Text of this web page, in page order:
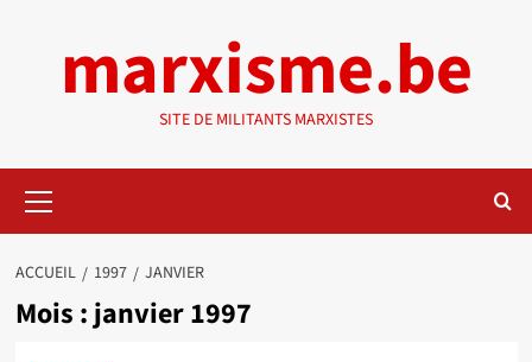
marxisme.be
SITE DE MILITANTS MARXISTES
principal
ACCUEIL 1997 JANVIER
Mois :janvier 1997